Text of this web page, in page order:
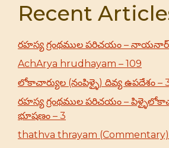
Recent
రహస్య గ్రంథముల పరిచయం –
AchArya hrudhayam – 109
లోకాచార్యుల (నంపిళ్ళై) దివ్య ఉపదేశం –
రహస్య గ్రంథముల పరిచయం –
భూషణం – 3
thathva thrayam